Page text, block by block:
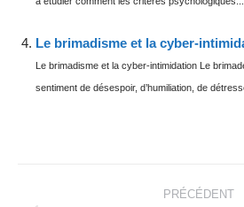
Le brimadisme et la cyber-
Le brimadisme et la cyber-intimidation Le
sentiment de désespoir, d’humiliation, de
PRÉCÉDENT